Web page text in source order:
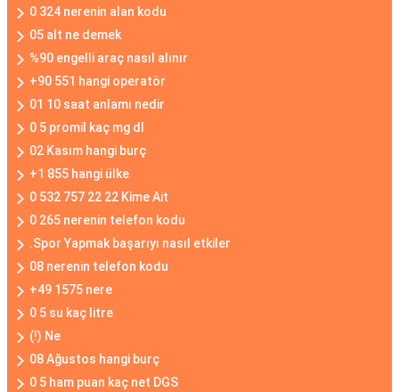
0 324 nerenin alan kodu
05 alt ne demek
%90 engelli araç nasıl alınır
+90 551 hangi operatör
01 10 saat anlamı nedir
0 5 promil kaç mg dl
02 Kasım hangi burç
+1 855 hangi ülke
0 532 757 22 22 Kime Ait
0 265 nerenin telefon kodu
.Spor Yapmak başarıyı nasıl etkiler
08 nerenin telefon kodu
+49 1575 nere
0 5 su kaç litre
(!) Ne
08 Ağustos hangi burç
0 5 ham puan kaç net DGS